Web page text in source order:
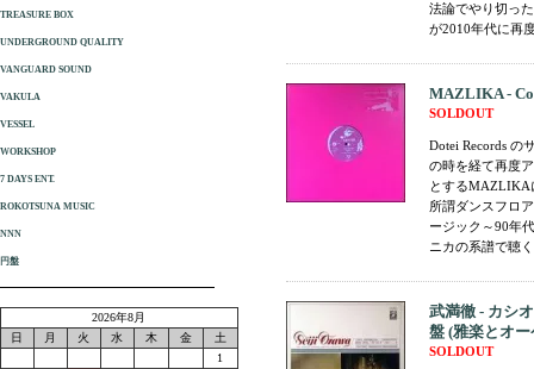
法論でやり切っ
が2010年代に再
MAZLIKA -
SOLDOUT
Dotei Records の
の時を経て再度
とするMAZLIKA
所謂ダンスフロ
ージック～90年
ニカの系譜で聴
武満徹 - カシ
盤 (雅楽とオ
SOLDOUT
TREASURE BOX
UNDERGROUND QUALITY
VANGUARD SOUND
VAKULA
VESSEL
WORKSHOP
7 DAYS ENT.
ROKOTSUNA MUSIC
NNN
円盤
2026年8月
日
月 火 水 木 金
土
1